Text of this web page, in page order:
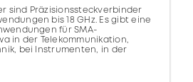
sind Präzisionssteckverbinder
bis 18 GHz. Es gibt eine
für SMA-
in der Telekommunikation,
bei Instrumenten, in der